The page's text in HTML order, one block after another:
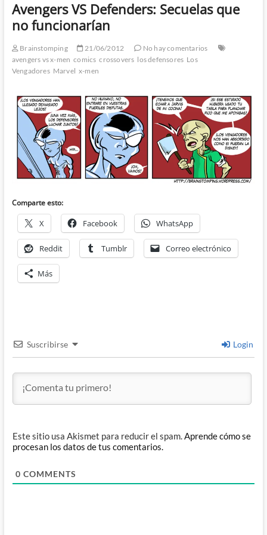
Avengers VS Defenders: Secuelas que
no funcionarían
Brainstomping 21/06/2012
No hay comentarios
avengers vs x-men comics crossovers los defensores Los
Vengadores Marvel x-men
Comparte esto:
X Facebook WhatsApp
Reddit Tumblr Correo electrónico
Más
Suscribirse Login
Este sitio usa Akismet para reducir el spam.Aprende cómo se
procesan los datos de tus comentarios.
0 COMMENTS